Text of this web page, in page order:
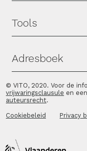
Tools
Adresboek
© VITO, 2020. Voor de
vrijwaringsclausule en
auteursrecht.
Cookiebeleid Privacy